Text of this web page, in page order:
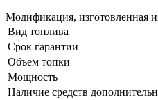
Модификация, изготовленная
Вид топлива
Срок гарантии
Объем топки
Мощность
Наличие средств